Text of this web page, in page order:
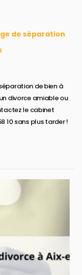
divorce amiable ou
le cabinet
10 sans plus tarder !